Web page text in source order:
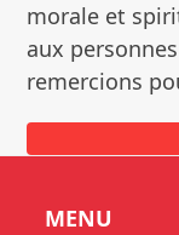
morale et
aux
remercions
MENU